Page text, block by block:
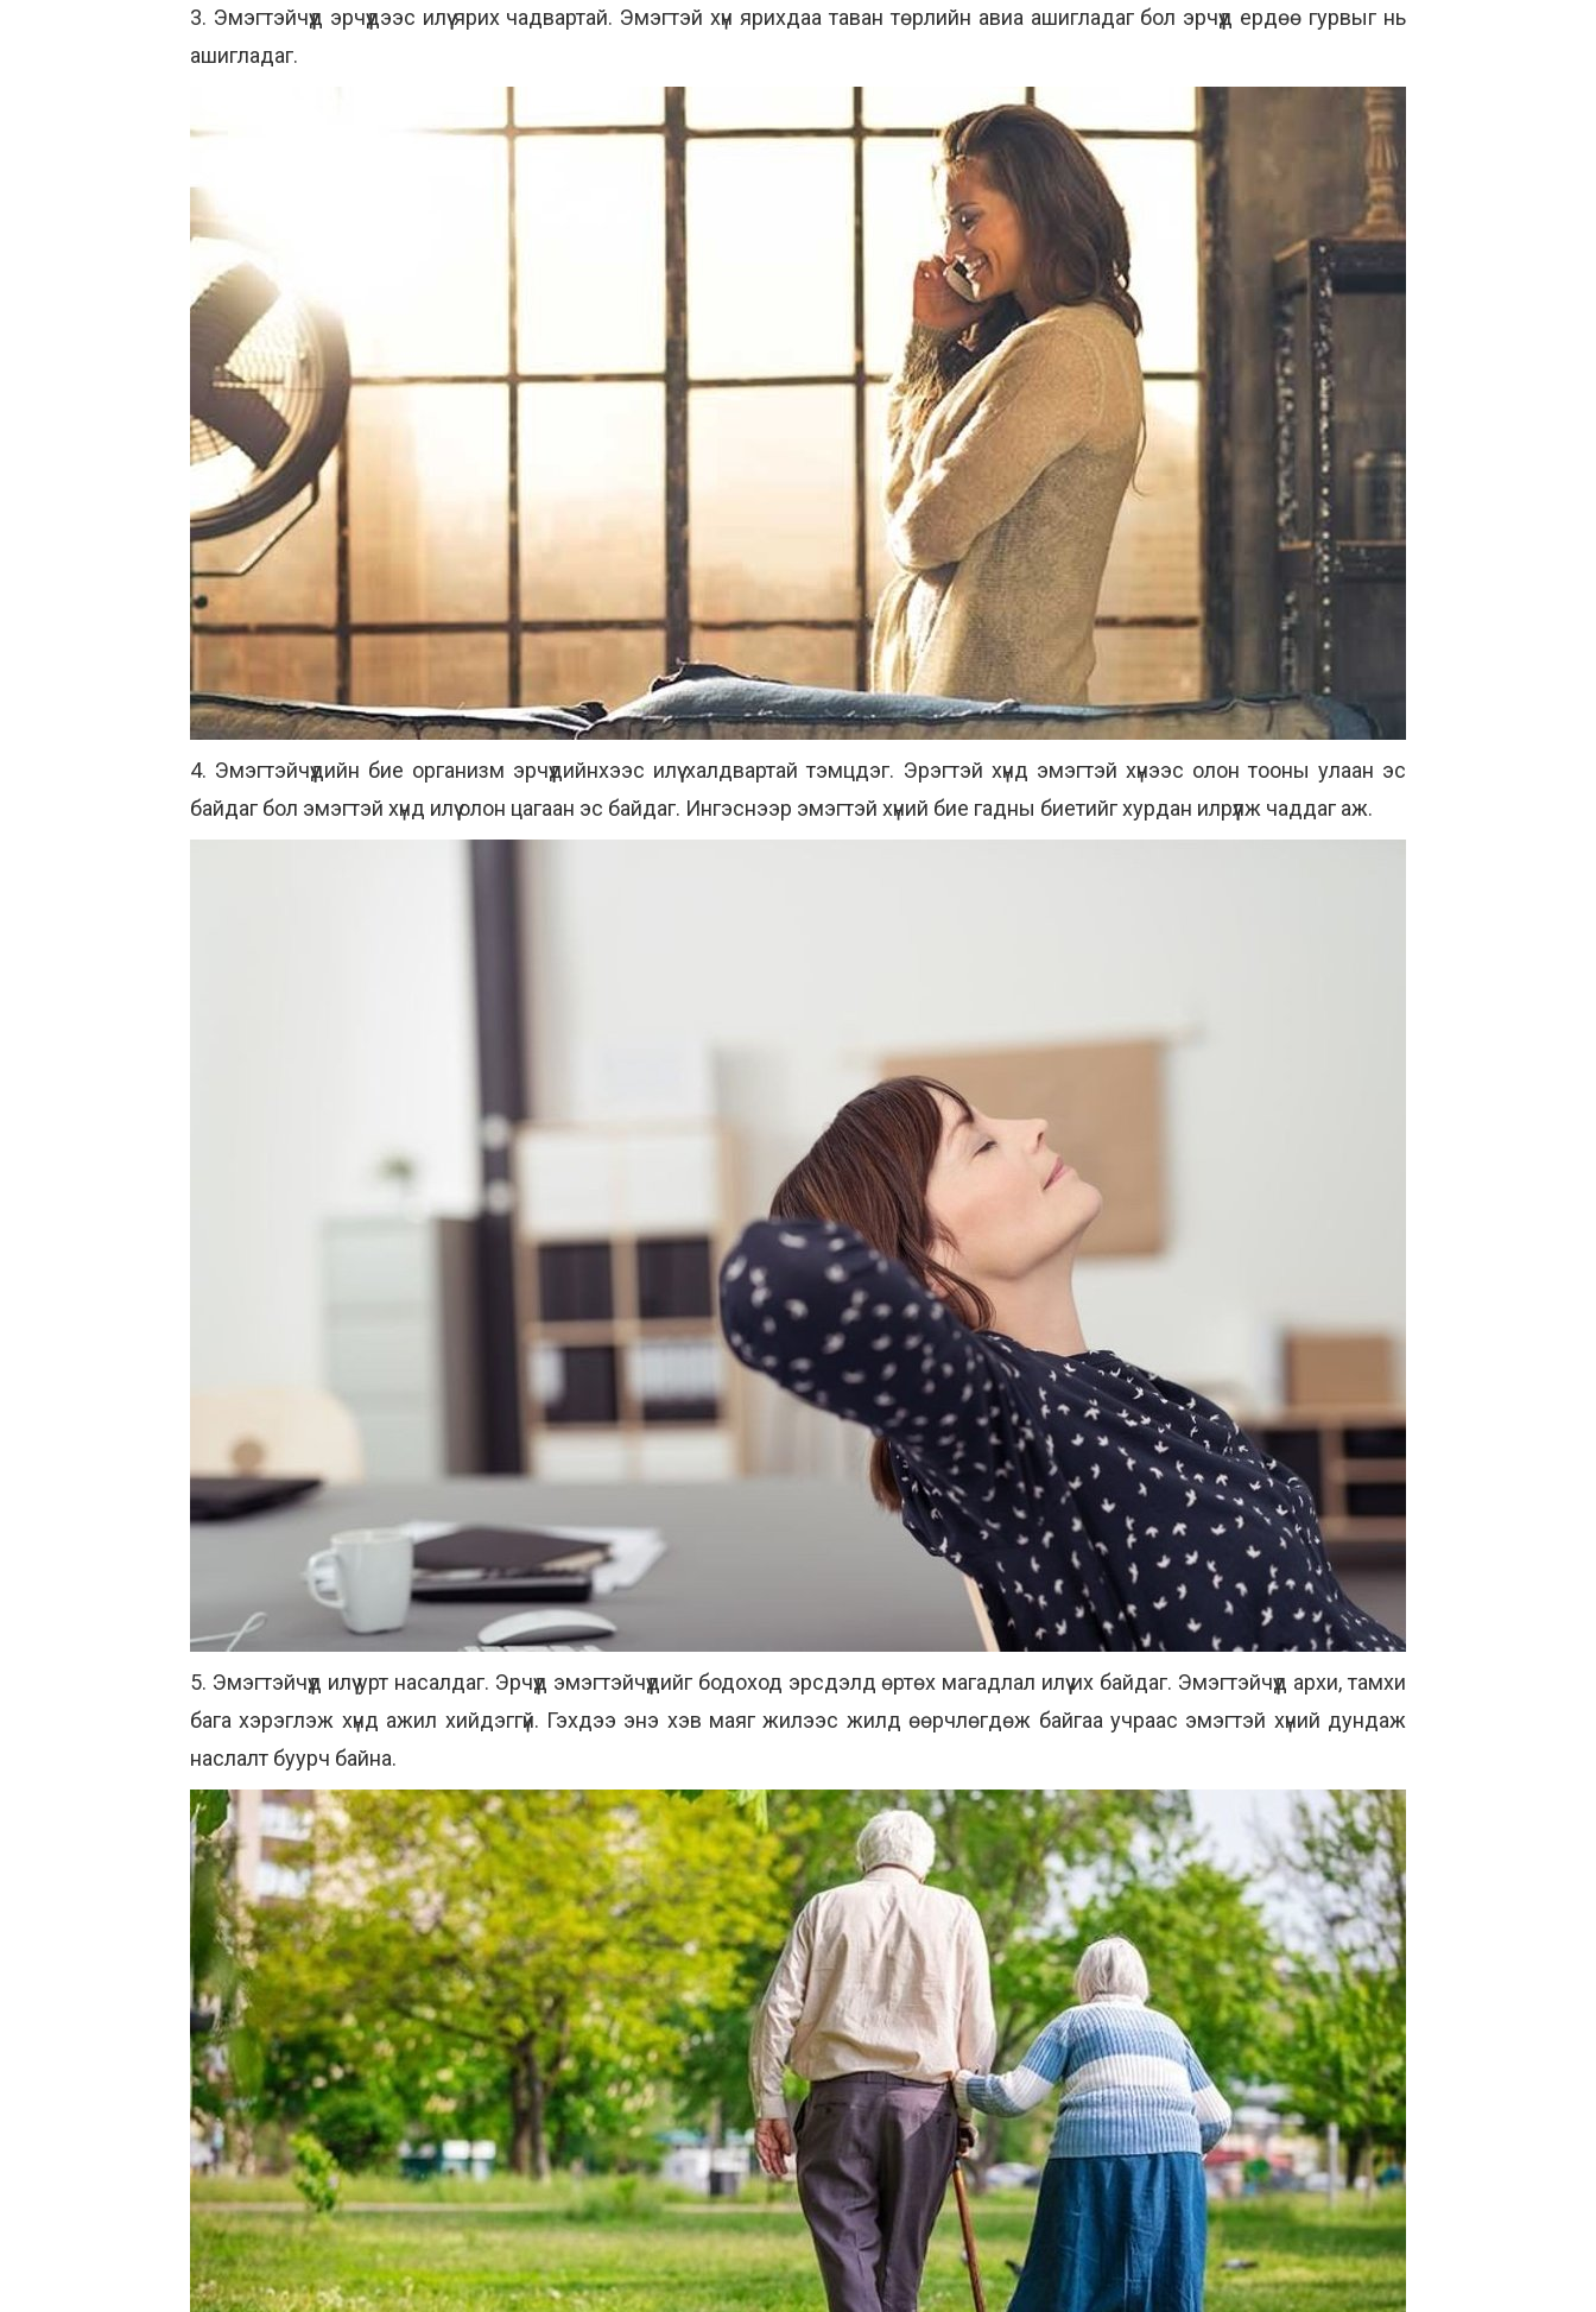
3. Эмэгтэйчүүд эрчүүдээс илүү ярих чадвартай. Эмэгтэй хүн ярихдаа таван төрлийн авиа ашигладаг бол эрчүүд ердөө гурвыг нь
ашигладаг.
4. Эмэгтэйчүүдийн бие организм эрчүүдийнхээс илүү халдвартай тэмцдэг. Эрэгтэй хүнд эмэгтэй хүнээс олон тооны улаан эс
байдаг бол эмэгтэй хүнд илүү олон цагаан эс байдаг. Ингэснээр эмэгтэй хүний бие гадны биетийг хурдан илрүүлж чаддаг аж.
5. Эмэгтэйчүүд илүү урт насалдаг. Эрчүүд эмэгтэйчүүдийг бодоход эрсдэлд өртөх магадлал илүү их байдаг. Эмэгтэйчүүд архи, тамхи
бага хэрэглэж хүнд ажил хийдэггүй. Гэхдээ энэ хэв маяг жилээс жилд өөрчлөгдөж байгаа учраас эмэгтэй хүний дундаж
наслалт буурч байна.